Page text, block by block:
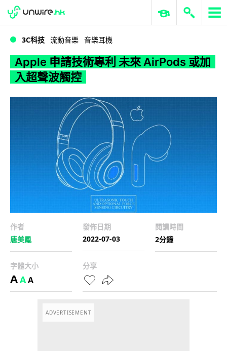
WWDC 2026 ERP 與商業 AI
3C科技 流動音樂 音樂耳機
Apple 申請技術專利 未來 AirPods 或加
入超聲波觸控
作者
唐美鳳
發佈日期
2022-07-03
閱讀時間
2分鐘
字體大小
AAA
分享
ADVERTISEMENT